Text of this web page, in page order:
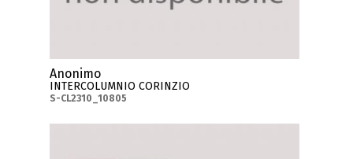
Anonimo
INTERCOLUMNIO CORINZIO
S-CL2310_10805